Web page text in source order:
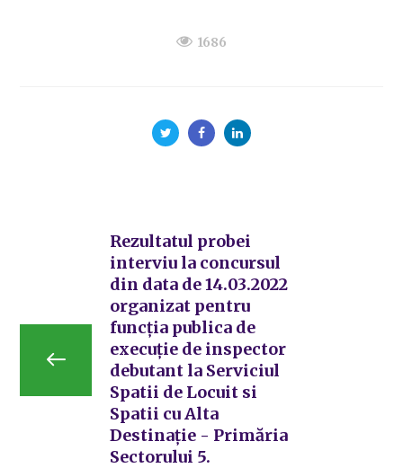
1686
Rezultatul probei
interviu la concursul
din data de 14.03.2022
organizat pentru
funcția publica de
execuție de inspector
debutant la Serviciul
Spatii de Locuit si
Spatii cu Alta
Destinație - Primăria
Sectorului 5.